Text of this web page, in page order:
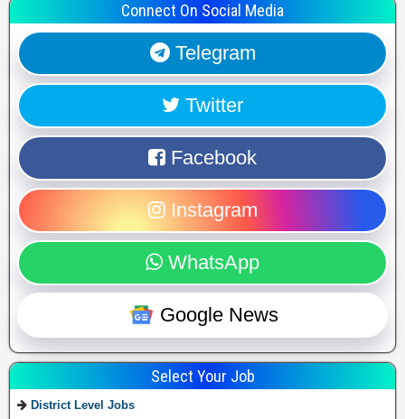
Connect On Social Media
Telegram
Twitter
Facebook
Instagram
WhatsApp
Google News
Select Your Job
District Level Jobs